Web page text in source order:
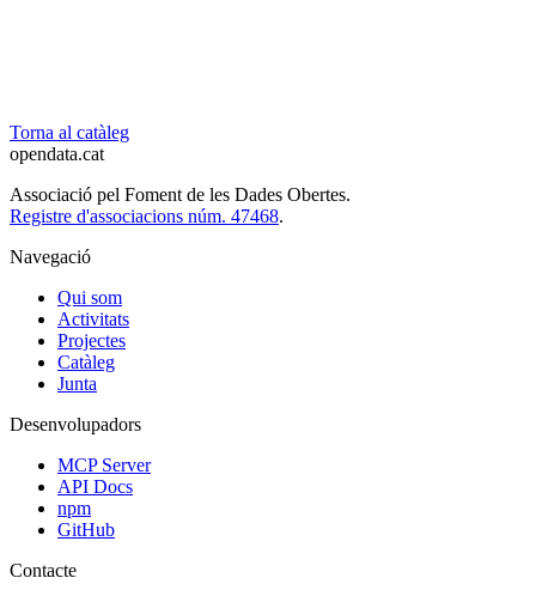
Torna al catàleg
opendata.cat
Associació pel Foment de les Dades Obertes.
Registre d'associacions núm. 47468.
Navegació
Qui som
Activitats
Projectes
Catàleg
Junta
Desenvolupadors
MCP Server
API Docs
npm
GitHub
Contacte